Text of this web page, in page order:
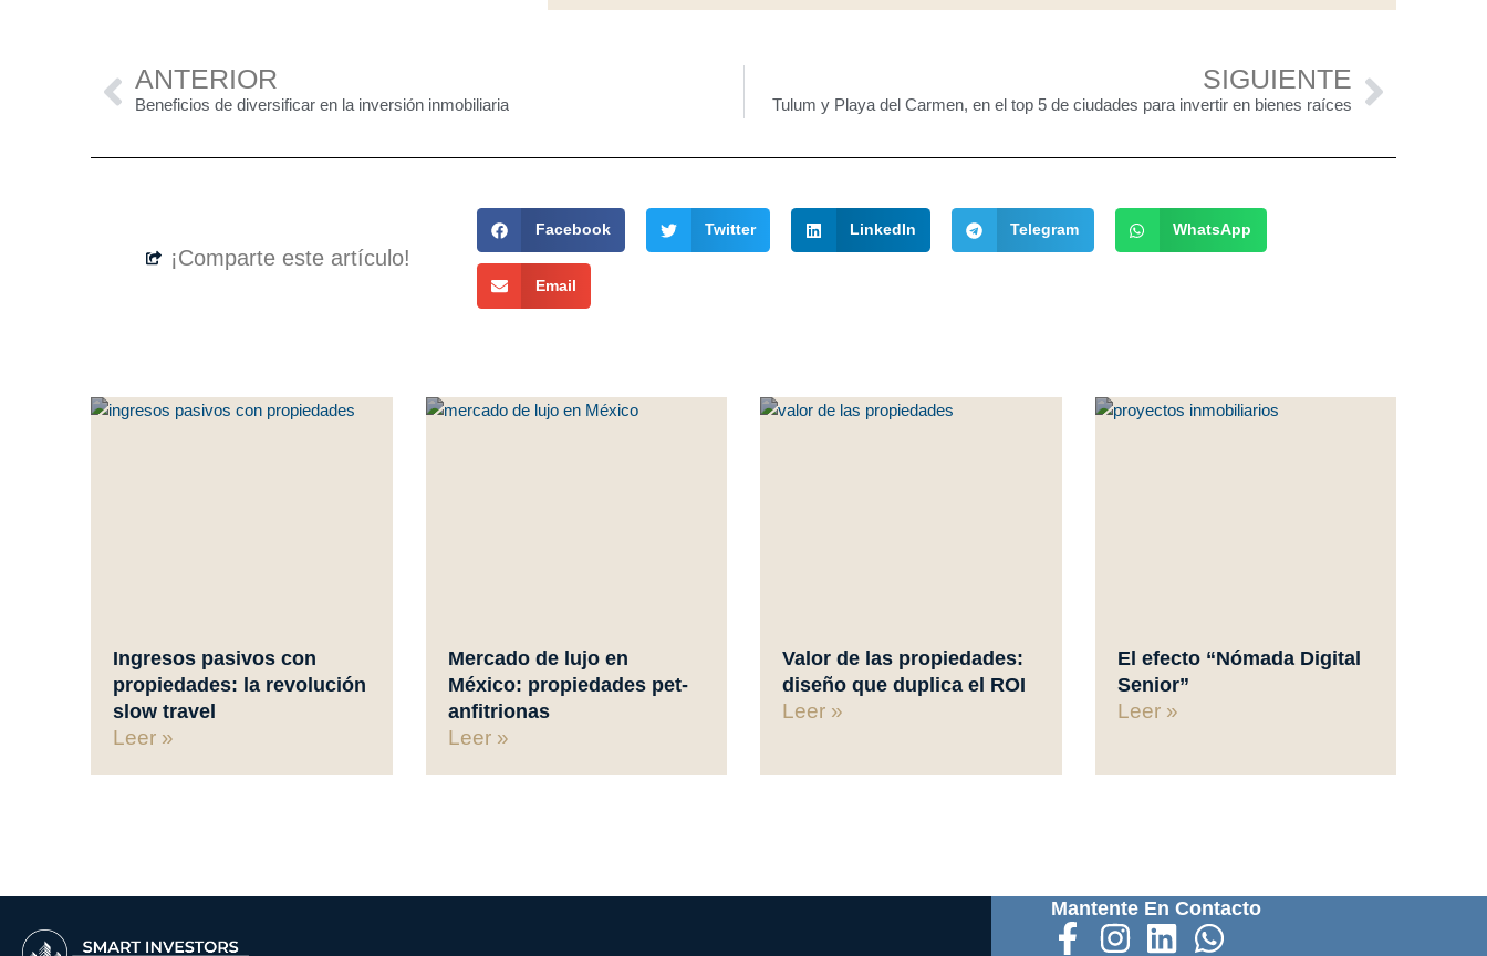
Previo
ANTERIOR
Beneficios de diversificar en la inversión inmobiliaria
SIGUIENTE
Tulum y Playa del Carmen, en el top 5 de ciudades para invertir en bienes raíces
Next
¡Comparte este artículo!
Facebook Twitter LinkedIn Telegram WhatsApp
Email
Ingresos pasivos con
propiedades: la revolución
slow travel
Leer »
Mercado de lujo en
México: propiedades pet-
anfitrionas
Leer »
Valor de las propiedades:
diseño que duplica el ROI
Leer »
El efecto “Nómada Digital
Senior”
Leer »
Mantente En Contacto